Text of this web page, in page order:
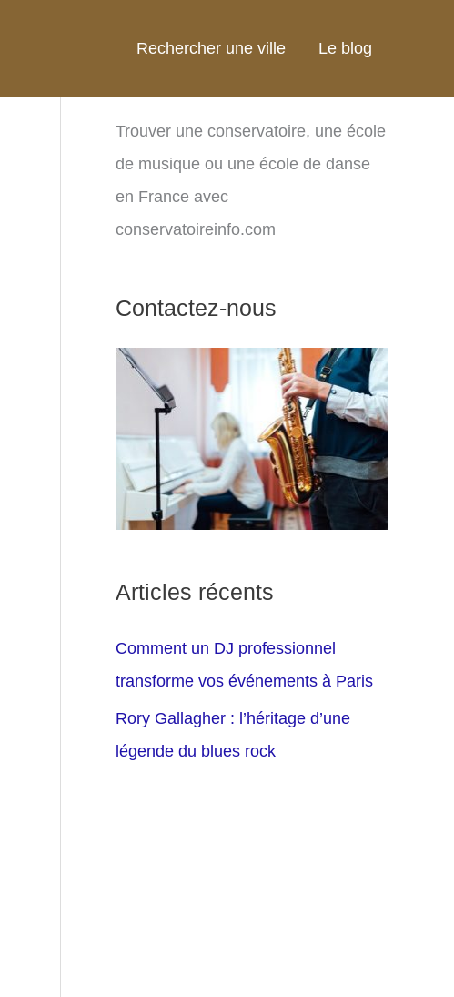
Rechercher une ville Le blog
Trouver une conservatoire, une école
de musique ou une école de danse
en France avec
conservatoireinfo.com
Contactez-nous
Articles récents
Comment un DJ professionnel
transforme vos événements à Paris
Rory Gallagher : l’héritage d’une
légende du blues rock